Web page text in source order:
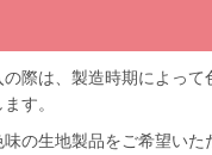
の際は、製造時期によっ
す。
味の生地製品をご希望い